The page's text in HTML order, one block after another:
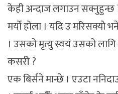
केही अन्दाज लगाउन सक्नुहुन्छ
मर्यो होला । यदि उ मरिसक्यो
। उसको मृत्यु स्वयं उसको
कसरी ?
एक बिर्सने मान्छे । एउटा